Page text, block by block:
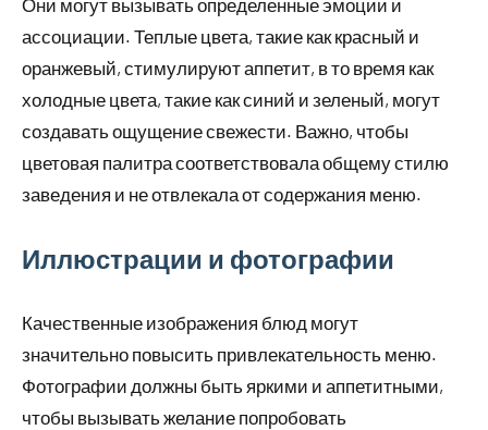
Они могут вызывать определенные эмоции и
ассоциации. Теплые цвета, такие как красный и
оранжевый, стимулируют аппетит, в то время как
холодные цвета, такие как синий и зеленый, могут
создавать ощущение свежести. Важно, чтобы
цветовая палитра соответствовала общему стилю
заведения и не отвлекала от содержания меню.
Иллюстрации и фотографии
Качественные изображения блюд могут
значительно повысить привлекательность меню.
Фотографии должны быть яркими и аппетитными,
чтобы вызывать желание попробовать